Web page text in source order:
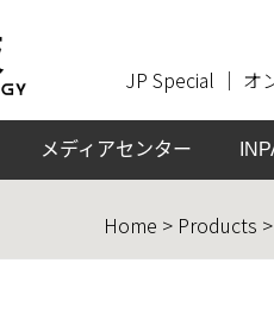
JP Special ｜ オ
メディアセンター
Home > Products